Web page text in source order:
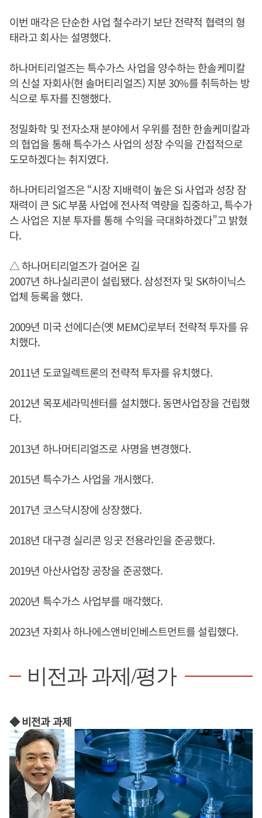
이번 매각은 단순한 사업 철수라기 보단 전략적 협력의 형
태라고 회사는 설명했다.
하나머티리얼즈는 특수가스 사업을 양수하는 한솔케미칼
의 신설 자회사(현 솔머티리얼즈) 지분 30%를 취득하는 방
식으로 투자를 진행했다.
정밀화학 및 전자소재 분야에서 우위를 점한 한솔케미칼과
의 협업을 통해 특수가스 사업의 성장 수익을 간접적으로
도모하겠다는 취지였다.
하나머티리얼즈은 “시장 지배력이 높은 Si 사업과 성장 잠
재력이 큰 SiC 부품 사업에 전사적 역량을 집중하고, 특수가
스 사업은 지분 투자를 통해 수익을 극대화하겠다”고 밝혔
다.
△ 하나머티리얼즈가 걸어온 길
2007년 하나실리콘이 설립됐다. 삼성전자 및 SK하이닉스
업체 등록을 했다.
2009년 미국 선에디슨(옛 MEMC)로부터 전략적 투자를 유
치했다.
2011년 도쿄일렉트론의 전략적 투자를 유치했다.
2012년 목포세라믹센터를 설치했다. 동면사업장을 건립했
다.
2013년 하나머티리얼즈로 사명을 변경했다.
2015년 특수가스 사업을 개시했다.
2017년 코스닥시장에 상장했다.
2018년 대구경 실리콘 잉곳 전용라인을 준공했다.
2019년 아산사업장 공장을 준공했다.
2020년 특수가스 사업부를 매각했다.
2023년 자회사 하나에스앤비인베스트먼트를 설립했다.
비전과 과제/평가
◆ 비전과 과제